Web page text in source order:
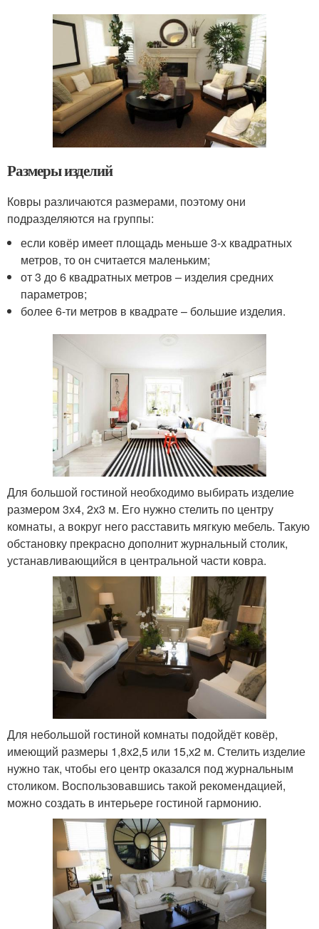
Размеры изделий
Ковры различаются размерами, поэтому они
подразделяются на группы:
если ковёр имеет площадь меньше 3-х квадратных
метров, то он считается маленьким;
от 3 до 6 квадратных метров – изделия средних
параметров;
более 6-ти метров в квадрате – большие изделия.
Для большой гостиной необходимо выбирать изделие
размером 3х4, 2х3 м. Его нужно стелить по центру
комнаты, а вокруг него расставить мягкую мебель. Такую
обстановку прекрасно дополнит журнальный столик,
устанавливающийся в центральной части ковра.
Для небольшой гостиной комнаты подойдёт ковёр,
имеющий размеры 1,8х2,5 или 15,х2 м. Стелить изделие
нужно так, чтобы его центр оказался под журнальным
столиком. Воспользовавшись такой рекомендацией,
можно создать в интерьере гостиной гармонию.